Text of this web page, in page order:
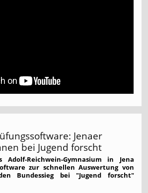
Jenaer
bei Jugend forscht
Adolf-Reichwein-Gymnasium in Jena
zur schnellen Auswertung von
Bundessieg bei "Jugend forscht"